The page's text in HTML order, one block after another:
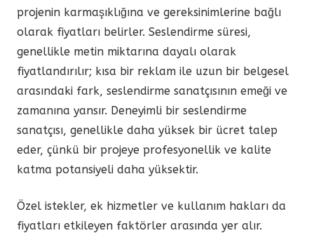
projenin karmaşıklığına ve gereksinimlerine bağlı
olarak fiyatları belirler. Seslendirme süresi,
genellikle metin miktarına dayalı olarak
fiyatlandırılır; kısa bir reklam ile uzun bir belgesel
arasındaki fark, seslendirme sanatçısının emeği ve
zamanına yansır. Deneyimli bir seslendirme
sanatçısı, genellikle daha yüksek bir ücret talep
eder, çünkü bir projeye profesyonellik ve kalite
katma potansiyeli daha yüksektir.
Özel istekler, ek hizmetler ve kullanım hakları da
fiyatları etkileyen faktörler arasında yer alır.